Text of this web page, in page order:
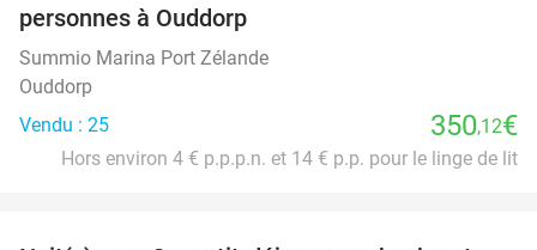
personnes à Ouddorp
Summio Marina Port Zélande
Ouddorp
Vendu : 25
350,12€
Hors environ 4 € p.p.p.n. et 14 € p.p. pour le linge de lit